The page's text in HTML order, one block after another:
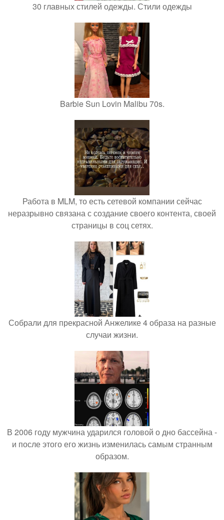
30 главных стилей одежды. Стили одежды
Barbie Sun Lovin Malibu 70s.
Работа в MLM, то есть сетевой компании сейчас
неразрывно связана с создание своего контента, своей
страницы в соц сетях.
Собрали для прекрасной Анжелике 4 образа на разные
случаи жизни.
В 2006 году мужчина ударился головой о дно бассейна -
и после этого его жизнь изменилась самым странным
образом.